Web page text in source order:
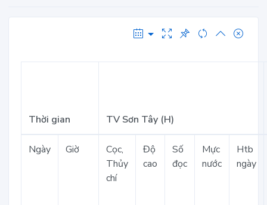
Thời gian TV Sơn Tây (H)
Ngày Giờ
Cọc,
Thủy
chí
Độ
cao
Số
đọc
Mực
nước
Htb
ngày